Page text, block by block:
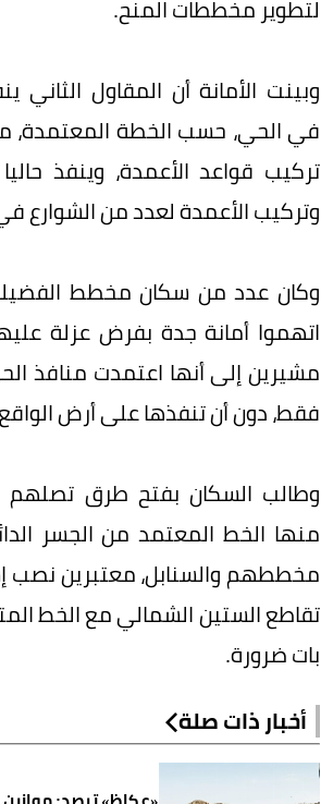
لتطوير مخططات المنح.
وبينت الأمانة أن المقاول الثاني
في الحي، حسب الخطة المعتمدة،
تركيب قواعد الأعمدة، وينفذ
وتركيب الأعمدة لعدد من الشوارع
وكان عدد من سكان مخطط
مشيرين إلى أنها اعتمدت منافذ
فقط، دون أن تنفذها على أرض
وطالب السكان بفتح طرق تصلهم
منها الخط المعتمد من الجسر
مخططهم والسنابل، معتبرين نصب
تقاطع الستين الشمالي مع الخط
بات ضرورة.
أخبار ذات صلة